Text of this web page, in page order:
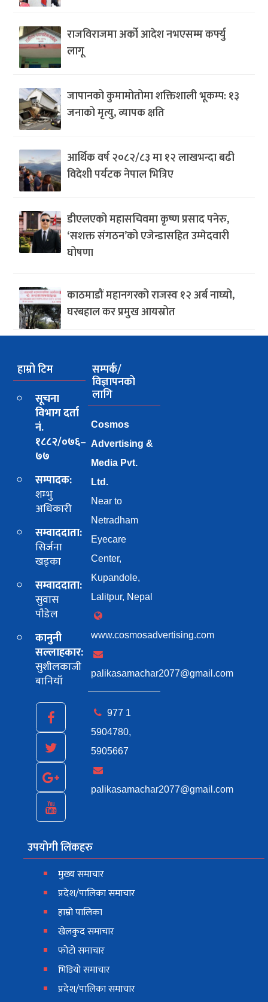
राजविराजमा अर्को आदेश नभएसम्म कर्फ्यु
लागू
जापानको कुमामोतोमा शक्तिशाली भूकम्प: १३
जनाको मृत्यु, व्यापक क्षति
आर्थिक वर्ष २०८२/८३ मा १२ लाखभन्दा बढी
विदेशी पर्यटक नेपाल भित्रिए
डीएलएको महासचिवमा कृष्ण प्रसाद पनेरु,
‘सशक्त संगठन’को एजेन्डासहित उम्मेदवारी
घोषणा
काठमाडौं महानगरको राजस्व १२ अर्ब नाघ्यो,
घरबहाल कर प्रमुख आयस्रोत
हाम्रो टिम
सूचना
विभाग दर्ता
नं.
१८८२/०७६–
७७
सम्पादक:
शम्भु
अधिकारी
सम्वाददाता:
सिर्जना
खड्का
सम्वाददाता:
सुवास
पाैडेल
कानुनी
सल्लाहकार:
सुशीलकाजी
बानियाँ
सम्पर्क/
विज्ञापनको
लागि
Cosmos
Advertising &
Media Pvt.
Ltd.
Near to
Netradham
Eyecare
Center,
Kupandole,
Lalitpur, Nepal
www.cosmosadvertising.com
palikasamachar2077@gmail.com
977 1
5904780,
5905667
palikasamachar2077@gmail.com
उपयोगी लिंकहरु
मुख्य समाचार
प्रदेश/पालिका समाचार
हाम्रो पालिका
खेलकुद समाचार
फोटो समाचार
भिडियो समाचार
प्रदेश/पालिका समाचार